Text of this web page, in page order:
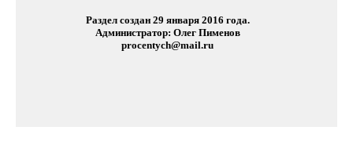
Раздел создан 29 января 2016 года.
Администратор: Олег Пименов
procentych@mail.ru